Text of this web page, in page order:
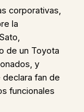
corporativas,
la
de un Toyota
y
fan de
funcionales